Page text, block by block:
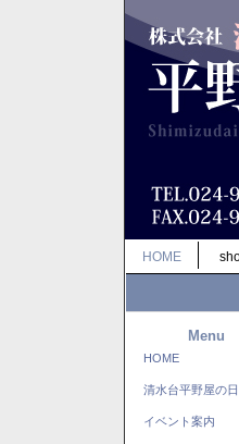
HOME
Menu
HOME
清水台平野屋の日
イベント案内